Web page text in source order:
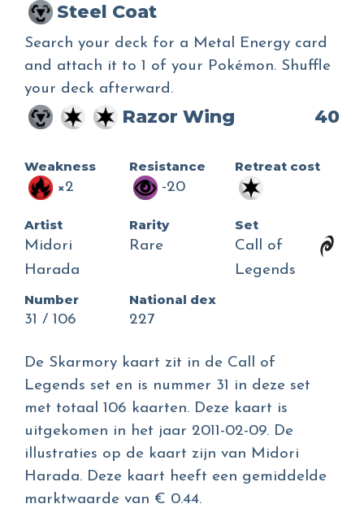
Steel Coat
Search your deck for a Metal Energy card
and attach it to 1 of your Pokémon. Shuffle
your deck afterward.
Razor Wing 40
Weakness
×2
Resistance
-20
Retreat cost
Artist
Midori
Harada
Rarity
Rare
Set
Call of
Legends
Number
31 / 106
National dex
227
De Skarmory kaart zit in de Call of
Legends set en is nummer 31 in deze set
met totaal 106 kaarten. Deze kaart is
uitgekomen in het jaar 2011-02-09. De
illustraties op de kaart zijn van Midori
Harada. Deze kaart heeft een gemiddelde
marktwaarde van € 0.44.